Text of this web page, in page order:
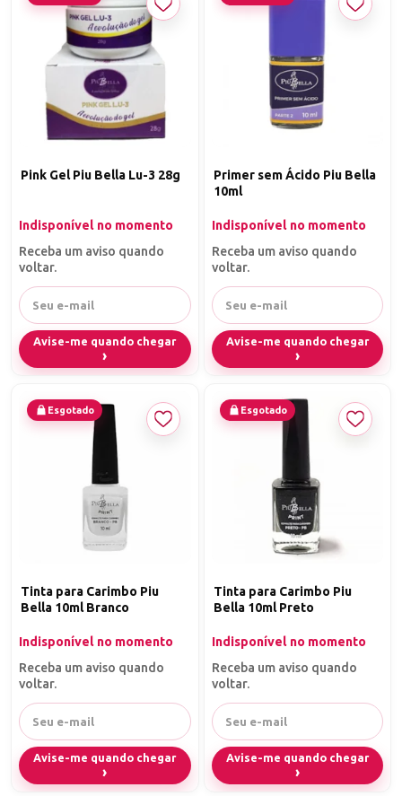
Pink Gel Piu Bella Lu-3 28g
Indisponível no momento
Receba um aviso quando
voltar.
Avise-me quando chegar
Primer sem Ácido Piu Bella
10ml
Indisponível no momento
Receba um aviso quando
voltar.
Avise-me quando chegar
Esgotado
Tinta para Carimbo Piu
Bella 10ml Branco
Indisponível no momento
Receba um aviso quando
voltar.
Avise-me quando chegar
Esgotado
Tinta para Carimbo Piu
Bella 10ml Preto
Indisponível no momento
Receba um aviso quando
voltar.
Avise-me quando chegar